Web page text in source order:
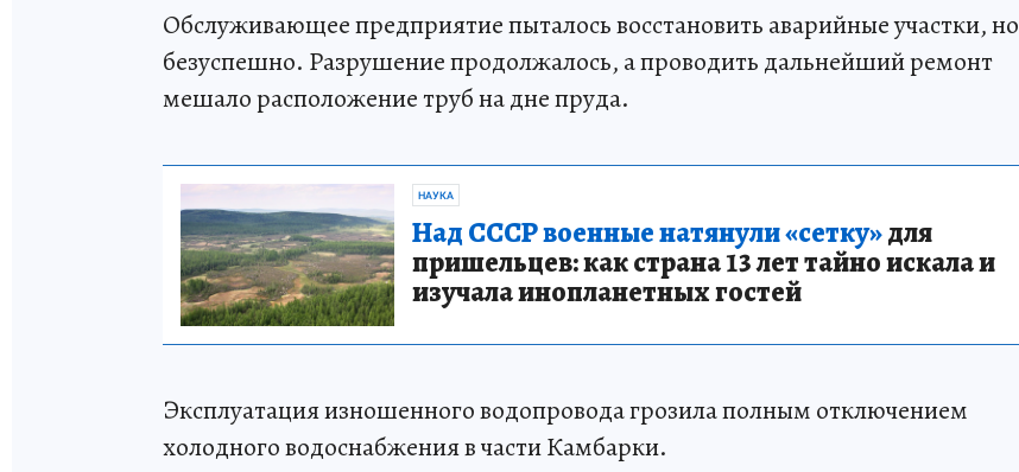
Обслуживающее предприятие пыталось восстановить аварийные участки, но
безуспешно. Разрушение продолжалось, а проводить дальнейший ремонт
мешало расположение труб на дне пруда.
НАУКА
Над СССР военные натянули «сетку»для
пришельцев: как страна 13 лет тайно искала и
изучала инопланетных гостей
Эксплуатация изношенного водопровода грозила полным отключением
холодного водоснабжения в части Камбарки.